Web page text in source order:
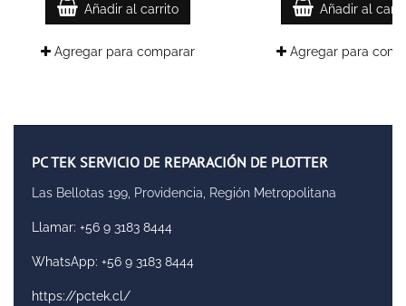
Añadir al carrito
Agregar para comparar
Añadir al
Agregar para
PC TEK SERVICIO DE REPARACIÓN DE PLOTTER
Las Bellotas 199, Providencia, Región Metropolitana
Llamar: +56 9 3183 8444
WhatsApp: +56 9 3183 8444
https://pctek.cl/